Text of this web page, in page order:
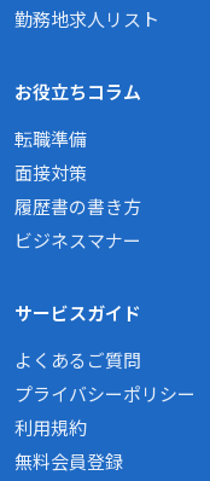
勤務地求人リスト
お役立ちコラム
転職準備
面接対策
履歴書の書き方
ビジネスマナー
サービスガイド
よくあるご質問
プライバシーポリシー
利用規約
無料会員登録